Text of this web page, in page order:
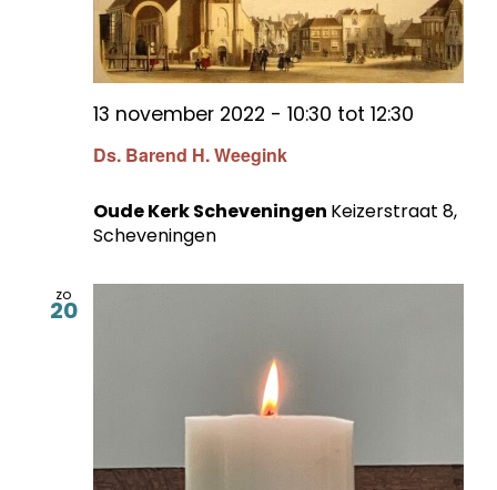
Ds. Barend H. Weegink
13 november 2022 - 10:30 tot 12:30
Oude Kerk Scheveningen Keizerstraat 8,
Scheveningen
zo
20